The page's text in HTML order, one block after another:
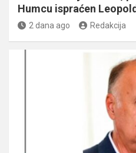
Humcu ispraćen
2 dana ago Redakcija